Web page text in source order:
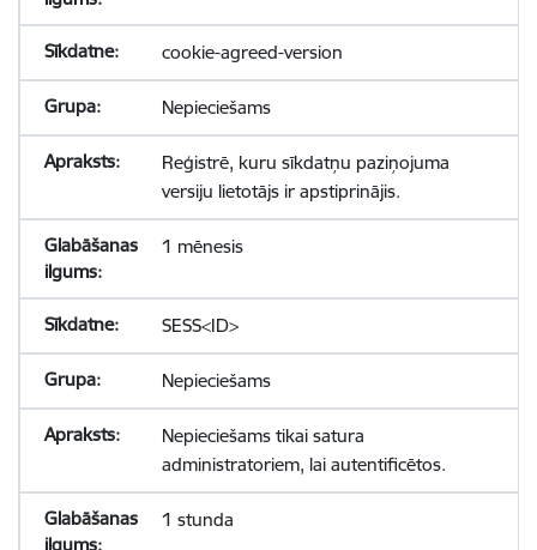
cookie-agreed-version
Nepieciešams
Reģistrē, kuru sīkdatņu paziņojuma
versiju lietotājs ir apstiprinājis.
1 mēnesis
SESS<ID>
Nepieciešams
Nepieciešams tikai satura
administratoriem, lai autentificētos.
1 stunda